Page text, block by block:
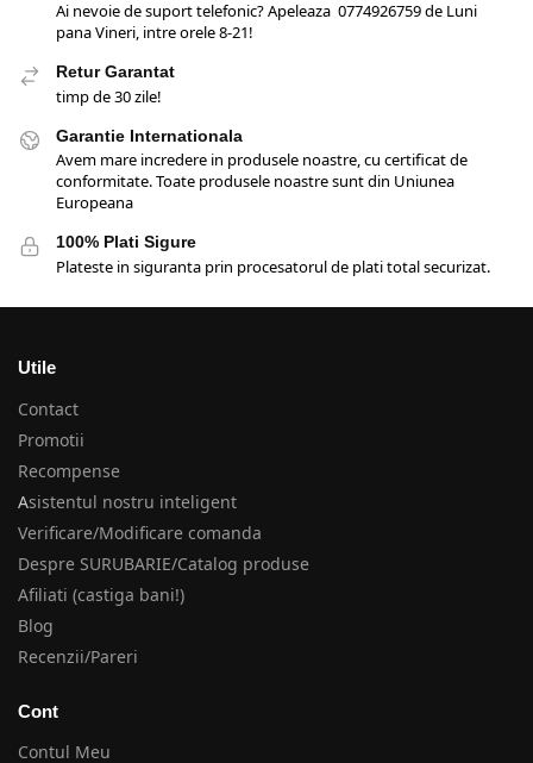
Ai nevoie de suport telefonic? Apeleaza 0774926759 de Luni
pana Vineri, intre orele 8-21!
Retur Garantat
timp de 30 zile!
Garantie Internationala
Avem mare incredere in produsele noastre, cu certificat de
conformitate. Toate produsele noastre sunt din Uniunea
Europeana
100% Plati Sigure
Plateste in siguranta prin procesatorul de plati total securizat.
Utile
Contact
Promotii
Recompense
Asistentul nostru inteligent
Verificare/Modificare comanda
Despre SURUBARIE/Catalog produse
Afiliati (castiga bani!)
Blog
Recenzii/Pareri
Cont
Contul Meu